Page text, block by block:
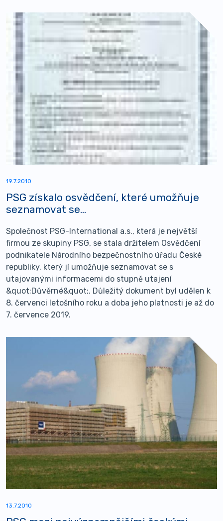
19.7.2010
PSG získalo osvědčení, které umožňuje
seznamovat se...
Společnost PSG-International a.s., která je největší
firmou ze skupiny PSG, se stala držitelem Osvědčení
podnikatele Národního bezpečnostního úřadu České
republiky, který jí umožňuje seznamovat se s
utajovanými informacemi do stupně utajení
&quot;Důvěrné&quot;. Důležitý dokument byl udělen k
8. červenci letošního roku a doba jeho platnosti je až do
7. července 2019.
13.7.2010